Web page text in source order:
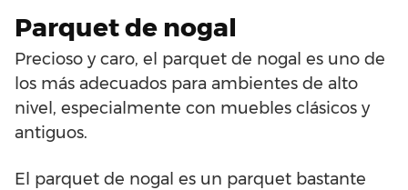
Parquet de nogal
Precioso y caro, el parquet de nogal es uno de
los más adecuados para ambientes de alto
nivel, especialmente con muebles clásicos y
antiguos.
El parquet de nogal es un parquet bastante